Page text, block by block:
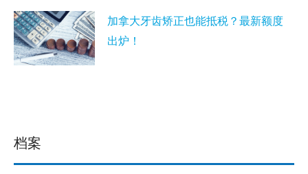
加拿大牙齿矫正也能抵税？最新额度
出炉！
档案